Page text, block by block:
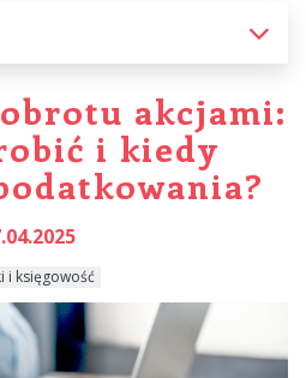
akcjami:
i kiedy
i księgowość